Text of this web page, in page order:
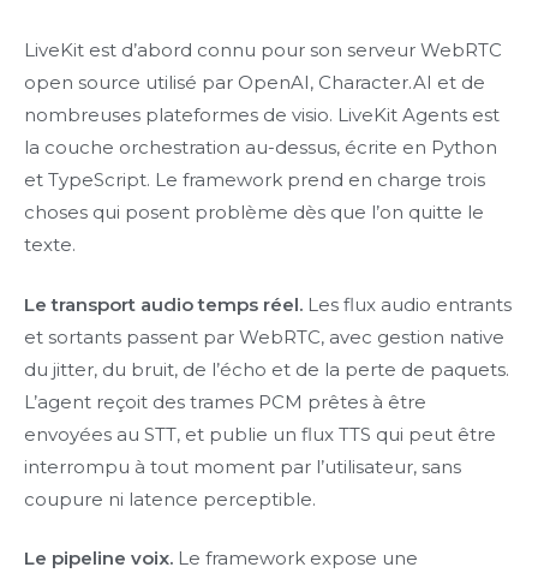
LiveKit est d’abord connu pour son serveur WebRTC
open source utilisé par OpenAI, Character.AI et de
nombreuses plateformes de visio. LiveKit Agents est
la couche orchestration au-dessus, écrite en Python
et TypeScript. Le framework prend en charge trois
choses qui posent problème dès que l’on quitte le
texte.
Le transport audio temps réel. Les flux audio entrants
et sortants passent par WebRTC, avec gestion native
du jitter, du bruit, de l’écho et de la perte de paquets.
L’agent reçoit des trames PCM prêtes à être
envoyées au STT, et publie un flux TTS qui peut être
interrompu à tout moment par l’utilisateur, sans
coupure ni latence perceptible.
Le pipeline voix. Le framework expose une